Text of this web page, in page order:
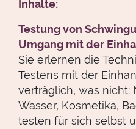
Inhalte:
Testung von
Umgang mit der
Sie erlernen die
Testens mit der
verträglich, was nicht:
Wasser, Kosmetika,
testen für sich selbst